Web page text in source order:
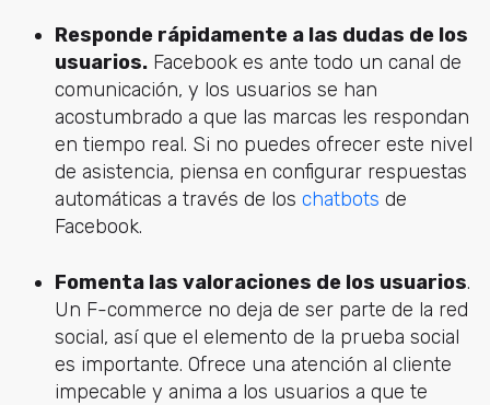
Responde rápidamente a las dudas de los
usuarios.Facebook es ante todo un canal de
comunicación, y los usuarios se han
acostumbrado a que las marcas les respondan
en tiempo real. Si no puedes ofrecer este nivel
de asistencia, piensa en configurar respuestas
automáticas a través de los chatbots de
Facebook.
Fomenta las valoraciones de los usuarios.
Un F-commerce no deja de ser parte de la red
social, así que el elemento de la prueba social
es importante. Ofrece una atención al cliente
impecable y anima a los usuarios a que te